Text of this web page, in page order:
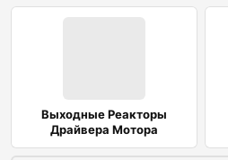
Выходные Реакторы
Драйвера Мотора